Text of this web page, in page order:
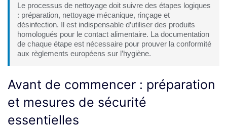
Le processus de nettoyage doit suivre des étapes logiques
: préparation, nettoyage mécanique, rinçage et
désinfection. Il est indispensable d’utiliser des produits
homologués pour le contact alimentaire. La documentation
de chaque étape est nécessaire pour prouver la conformité
aux règlements européens sur l’hygiène.
Avant de commencer : préparation
et mesures de sécurité
essentielles